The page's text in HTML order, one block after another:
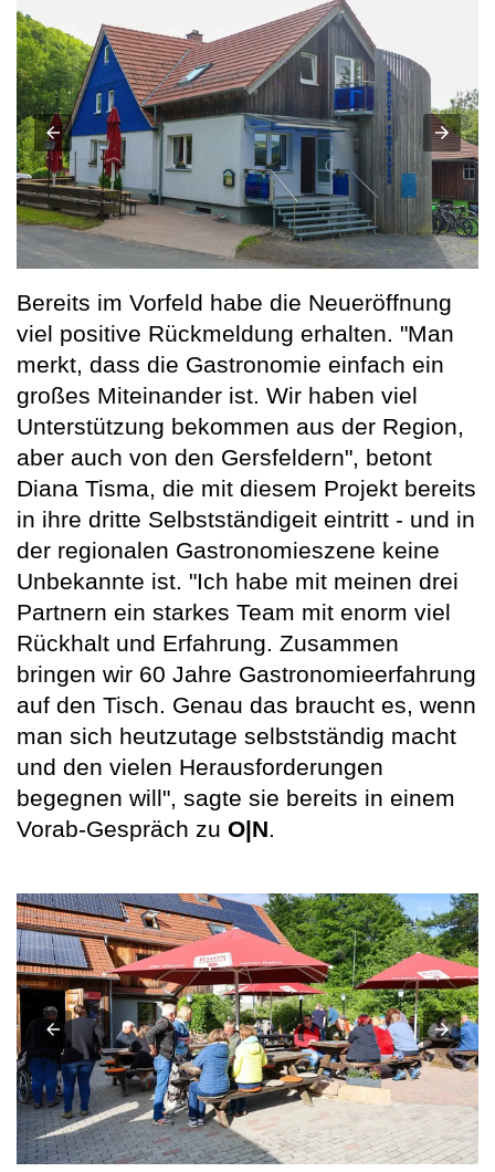
Bereits im Vorfeld habe die Neueröffnung
viel positive Rückmeldung erhalten. "Man
merkt, dass die Gastronomie einfach ein
großes Miteinander ist. Wir haben viel
Unterstützung bekommen aus der Region,
aber auch von den Gersfeldern", betont
Diana Tisma, die mit diesem Projekt bereits
in ihre dritte Selbstständigeit eintritt - und in
der regionalen Gastronomieszene keine
Unbekannte ist. "Ich habe mit meinen drei
Partnern ein starkes Team mit enorm viel
Rückhalt und Erfahrung. Zusammen
bringen wir 60 Jahre Gastronomieerfahrung
auf den Tisch. Genau das braucht es, wenn
man sich heutzutage selbstständig macht
und den vielen Herausforderungen
begegnen will", sagte sie bereits in einem
Vorab-Gespräch zu O|N